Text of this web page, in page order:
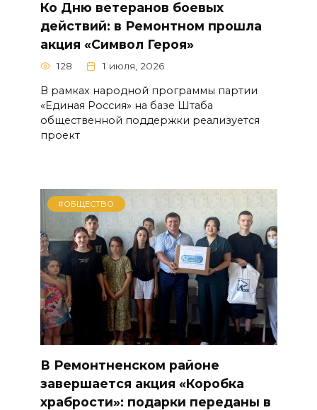
Ко Дню ветеранов боевых
действий: в Ремонтном прошла
акция «Символ Героя»
128 1 июля, 2026
В рамках народной программы партии
«Единая Россия» на базе Штаба
общественной поддержки реализуется
проект
#ОБЩЕСТВО
В Ремонтненском районе
завершается акция «Коробка
храбрости»: подарки переданы в